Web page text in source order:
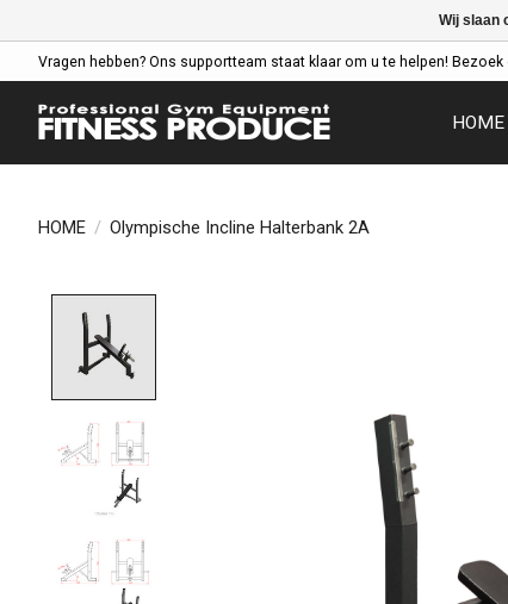
Vragen hebben? Ons supportteam staat klaar om u te helpen!
HOME
HOME / Olympische Incline Halterbank 2A
Wij slaan